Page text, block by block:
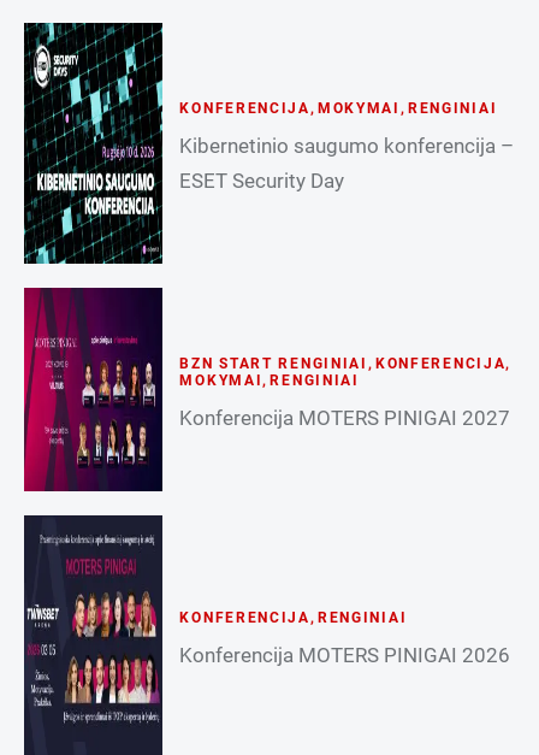
KONFERENCIJA , MOKYMAI , RENGINIAI
Kibernetinio saugumo konferencija –
ESET Security Day
BZN START RENGINIAI , KONFERENCIJA,
MOKYMAI ,RENGINIAI
Konferencija MOTERS PINIGAI 2027
KONFERENCIJA, RENGINIAI
Konferencija MOTERS PINIGAI 2026